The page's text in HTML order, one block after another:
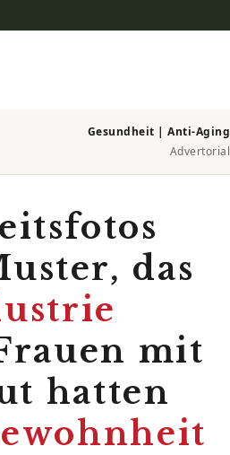
Gesundheit | Anti-Aging
Advertorial
das
mit
hatten